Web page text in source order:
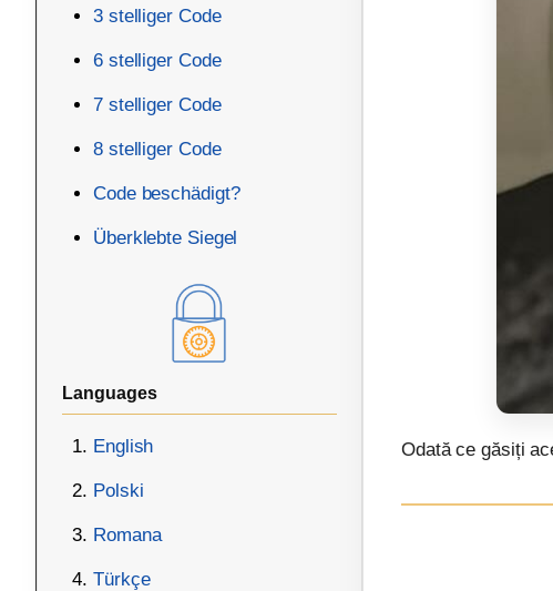
3 stelliger Code
6 stelliger Code
7 stelliger Code
8 stelliger Code
Code beschädigt?
Überklebte Siegel
Languages
English
Polski
Romana
Türkçe
Odată ce găsiți